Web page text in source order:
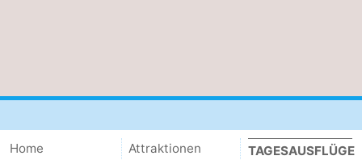
Home
Attraktionen
TAGESAUSFLÜGE